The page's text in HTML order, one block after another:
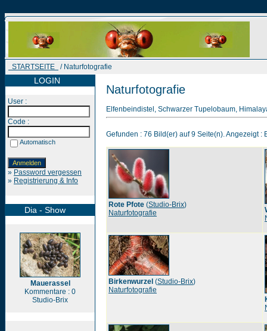
STARTSEITE / Naturfotografie
LOGIN
User :
Code :
Automatisch
» Password vergessen
» Registrierung & Info
Dia - Show
Mauerassel
Kommentare : 0
Studio-Brix
Naturfotografie
Elfenbeindistel, Schwarzer Tupelobaum,
Gefunden : 76 Bild(er) auf 9 Seite(n). Angezeigt :
Rote Pfote (Studio-Brix)
Naturfotografie
Birkenwurzel (Studio-Brix)
Naturfotografie